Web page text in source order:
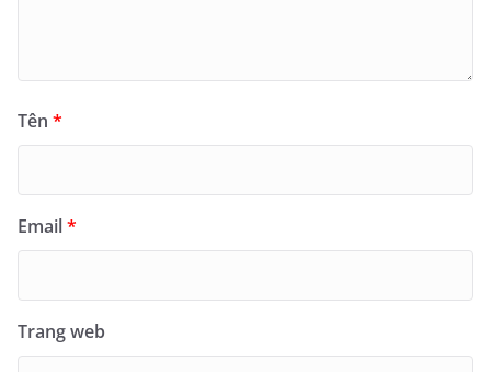
Tên *
Email*
Trang web